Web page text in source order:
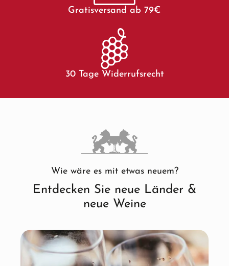
Gratisversand ab 79€
30 Tage Widerrufsrecht
Wie wäre es mit etwas neuem?
Entdecken Sie neue Länder &
neue Weine